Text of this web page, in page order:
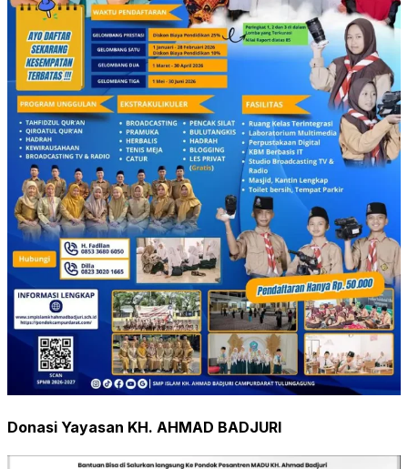
Donasi Yayasan KH. AHMAD BADJURI